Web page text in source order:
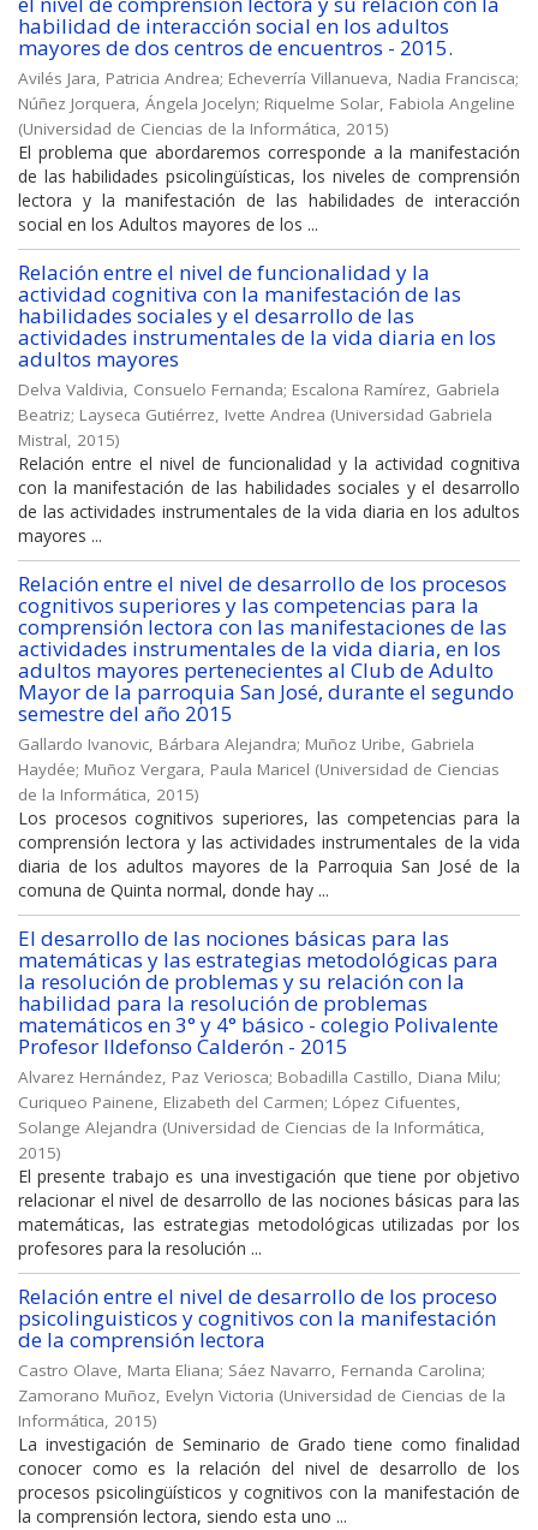
habilidad de interacción social en los adultos
mayores de dos centros de encuentros - 2015.
Avilés Jara, Patricia Andrea; Echeverría Villanueva, Nadia Francisca;
Núñez Jorquera, Ángela Jocelyn; Riquelme Solar, Fabiola Angeline
(Universidad de Ciencias de la Informática, 2015)
El problema que abordaremos corresponde a la manifestación
de las habilidades psicolingüísticas, los niveles de comprensión
lectora y la manifestación de las habilidades de interacción
social en los Adultos mayores de los ...
Relación entre el nivel de funcionalidad y la
actividad cognitiva con la manifestación de las
habilidades sociales y el desarrollo de las
actividades instrumentales de la vida diaria en los
adultos mayores
Delva Valdivia, Consuelo Fernanda; Escalona Ramírez, Gabriela
Beatriz; Layseca Gutiérrez, Ivette Andrea (Universidad Gabriela
Mistral, 2015)
Relación entre el nivel de funcionalidad y la actividad cognitiva
con la manifestación de las habilidades sociales y el desarrollo
de las actividades instrumentales de la vida diaria en los adultos
mayores ...
Relación entre el nivel de desarrollo de los procesos
cognitivos superiores y las competencias para la
comprensión lectora con las manifestaciones de las
actividades instrumentales de la vida diaria, en los
adultos mayores pertenecientes al Club de Adulto
Mayor de la parroquia San José, durante el segundo
semestre del año 2015
Gallardo Ivanovic, Bárbara Alejandra; Muñoz Uribe, Gabriela
Haydée; Muñoz Vergara, Paula Maricel (Universidad de Ciencias
de la Informática, 2015)
Los procesos cognitivos superiores, las competencias para la
comprensión lectora y las actividades instrumentales de la vida
diaria de los adultos mayores de la Parroquia San José de la
comuna de Quinta normal, donde hay ...
El desarrollo de las nociones básicas para las
matemáticas y las estrategias metodológicas para
la resolución de problemas y su relación con la
habilidad para la resolución de problemas
matemáticos en 3° y 4° básico - colegio Polivalente
Profesor Ildefonso Calderón - 2015
Alvarez Hernández, Paz Veriosca; Bobadilla Castillo, Diana Milu;
Curiqueo Painene, Elizabeth del Carmen; López Cifuentes,
Solange Alejandra (Universidad de Ciencias de la Informática,
2015)
El presente trabajo es una investigación que tiene por objetivo
relacionar el nivel de desarrollo de las nociones básicas para las
matemáticas, las estrategias metodológicas utilizadas por los
profesores para la resolución ...
Relación entre el nivel de desarrollo de los proceso
psicolinguisticos y cognitivos con la manifestación
de la comprensión lectora
Castro Olave, Marta Eliana; Sáez Navarro, Fernanda Carolina;
Zamorano Muñoz, Evelyn Victoria (Universidad de Ciencias de la
Informática, 2015)
La investigación de Seminario de Grado tiene como finalidad
conocer como es la relación del nivel de desarrollo de los
procesos psicolingüísticos y cognitivos con la manifestación de
la comprensión lectora, siendo esta uno ...